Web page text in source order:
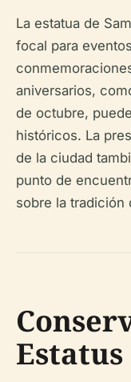
La estatua de
focal para
aniversarios,
de octubre,
históricos. La
de la ciudad
punto de
sobre la tradición